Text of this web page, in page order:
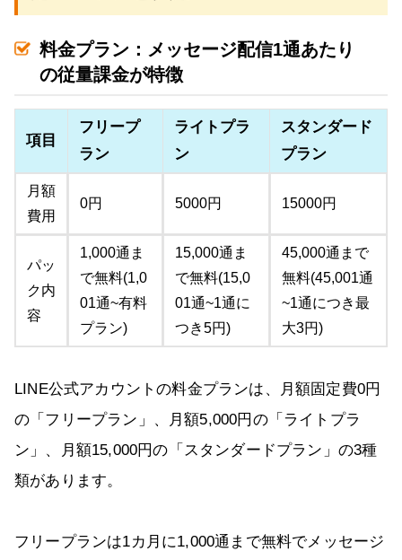
料金プラン：メッセージ配信1通あたり
の従量課金が特徴
項目
フリープ
ラン
ライトプラ
ン
スタンダード
プラン
月額
費用
0円 5000円 15000円
パッ
ク内
容
1,000通ま
で無料(1,0
01通~有料
プラン)
15,000通ま
で無料(15,0
01通~1通に
つき5円)
45,000通まで
無料(45,001通
~1通につき最
大3円)
LINE公式アカウントの料金プランは、月額固定費0円
の「フリープラン」、月額5,000円の「ライトプラ
ン」、月額15,000円の「スタンダードプラン」の3種
類があります。
フリープランは1カ月に1,000通まで無料でメッセージ